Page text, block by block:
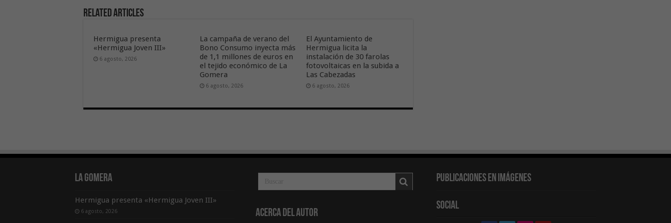
Related Articles
Hermigua presenta
«Hermigua Joven III»
6 agosto, 2026
La campaña de verano del
Bono Consumo inyecta más
de 1,1 millones de euros en
el tejido económico de La
Gomera
6 agosto, 2026
El Ayuntamiento de
Hermigua licita la
instalación de 30 farolas
fotovoltaicas en la subida a
Las Cabezadas
6 agosto, 2026
La Gomera
Hermigua presenta «Hermigua Joven III»
6 agosto, 2026 Acerca del Autor
Publicaciones en Imágenes
Social